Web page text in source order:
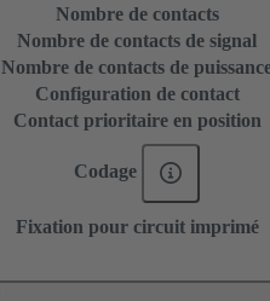
Nombre de contacts
Nombre de contacts de signal
Nombre de contacts de
Configuration de contact
Contact prioritaire en position
Codage
Fixation pour circuit imprimé